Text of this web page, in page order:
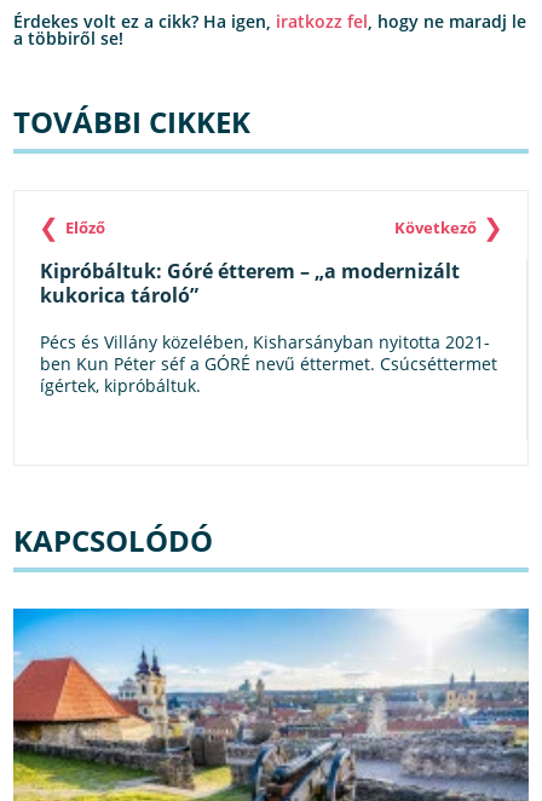
Érdekes volt ez a cikk? Ha igen, iratkozz fel, hogy ne maradj le
a többiről se!
TOVÁBBI CIKKEK
Kipróbáltuk: Góré étterem – „a modernizált
kukorica tároló”
Pécs és Villány közelében, Kisharsányban nyitotta 2021-
ben Kun Péter séf a GÓRÉ nevű éttermet. Csúcséttermet
ígértek, kipróbáltuk.
❮ Előző Következő ❯
KAPCSOLÓDÓ